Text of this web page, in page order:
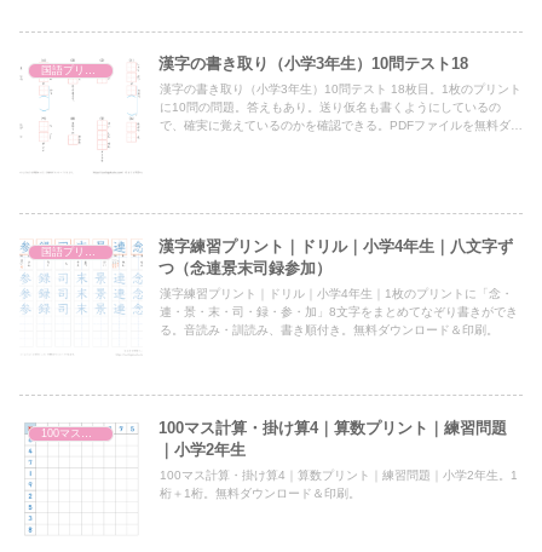
漢字の書き取り（小学3年生）10問テスト18
漢字の書き取り（小学3年生）10問テスト 18枚目。1枚のプリント
に10問の問題。答えもあり。送り仮名も書くようにしているの
で、確実に覚えているのかを確認できる。PDFファイルを無料ダウ
漢字練習プリント｜ドリル｜小学4年生｜八文字ず
つ（念連景末司録参加）
漢字練習プリント｜ドリル｜小学4年生｜1枚のプリントに「念・
連・景・末・司・録・参・加」8文字をまとめてなぞり書きができ
る。音読み・訓読み、書き順付き。無料ダウンロード＆印刷。
100マス計算・掛け算4｜算数プリント｜練習問題
｜小学2年生
100マス計算・掛け算4｜算数プリント｜練習問題｜小学2年生。1
桁＋1桁。無料ダウンロード＆印刷。